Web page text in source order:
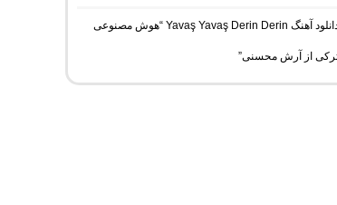
دانلود آهنگ Yavaş Yavaş Derin Derin “هوش مصنوعی
از آرش محسنی”